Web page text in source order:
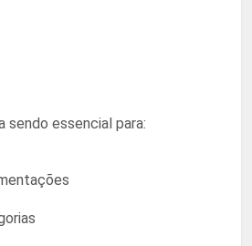
sendo essencial para: